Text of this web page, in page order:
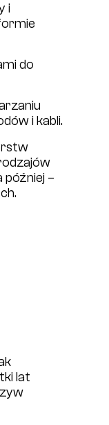
i
do
i kabli.
–
lat